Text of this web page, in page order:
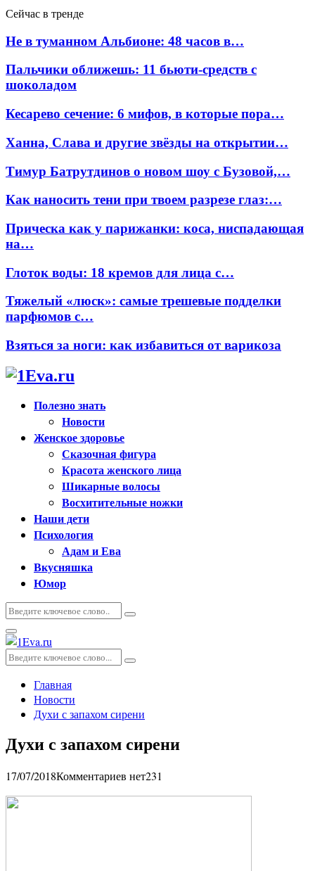
Сейчас в тренде
Не в туманном Альбионе: 48 часов в…
Пальчики оближешь: 11 бьюти-средств с
шоколадом
Кесарево сечение: 6 мифов, в которые пора…
Ханна, Слава и другие звёзды на открытии…
Тимур Батрутдинов о новом шоу с Бузовой,…
Как наносить тени при твоем разрезе глаз:…
Прическа как у парижанки: коса, ниспадающая
на…
Глоток воды: 18 кремов для лица с…
Тяжелый «люск»: самые трешевые подделки
парфюмов с…
Взяться за ноги: как избавиться от варикоза
Полезно знать
Новости
Женское здоровье
Сказочная фигура
Красота женского лица
Шикарные волосы
Восхитительные ножки
Наши дети
Психология
Адам и Ева
Вкусняшка
Юмор
Искать:
Поиск
Основное
меню
Искать:
Поиск
Главная
Новости
Духи с запахом сирени
Духи с запахом сирени
17/07/2018Комментариев нет231